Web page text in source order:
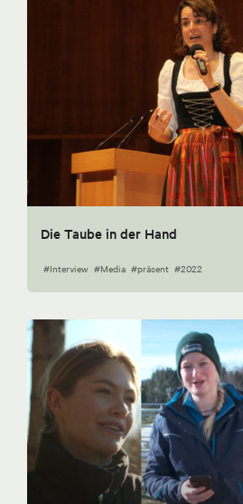
Die Taube in der Hand
#Interview #Media #präsent #2022